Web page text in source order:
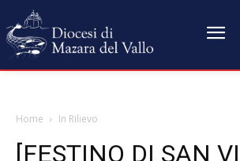
Home In Rilievo
[FESTINO DI SAN